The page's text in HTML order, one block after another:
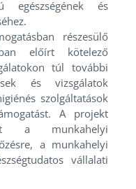
egészségének és
részesülő
előírt kötelező
túl további
és vizsgálatok
szolgáltatások
A projekt
a munkahelyi
a munkahelyi
vállalati